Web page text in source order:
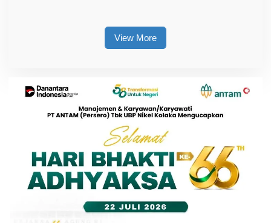
View More